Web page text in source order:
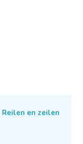
Reilen en zeilen